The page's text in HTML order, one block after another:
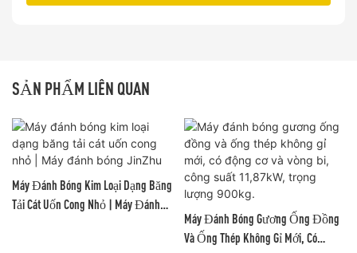
SẢN PHẨM LIÊN QUAN
Máy Đánh Bóng Kim Loại Dạng Băng
Tải Cát Uốn Cong Nhỏ | Máy Đánh
Máy Đánh Bóng Gương Ống Đồng
Và Ống Thép Không Gỉ Mới, Có